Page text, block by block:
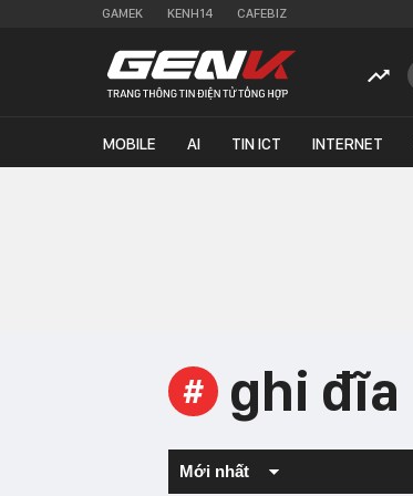
GAMEK KENH14 CAFEBIZ
MOBILE AI TIN ICT INTERNET
# ghi đĩa
Mới nhất